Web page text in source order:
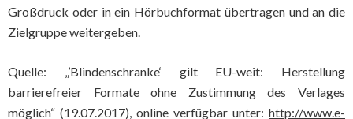
Großdruck oder in ein Hörbuchformat übertragen und an die
Zielgruppe weitergeben.
Quelle: „’Blindenschranke‘ gilt EU-weit: Herstellung
barrierefreier Formate ohne Zustimmung des Verlages
möglich“ (19.07.2017), online verfügbar unter: http://www.e-